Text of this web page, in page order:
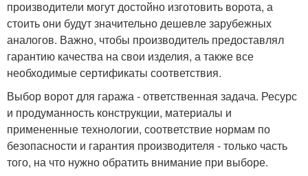
производители могут достойно изготовить ворота, а
стоить они будут значительно дешевле зарубежных
аналогов. Важно, чтобы производитель предоставлял
гарантию качества на свои изделия, а также все
необходимые сертификаты соответствия.
Выбор ворот для гаража - ответственная задача. Ресурс
и продуманность конструкции, материалы и
примененные технологии, соответствие нормам по
безопасности и гарантия производителя - только часть
того, на что нужно обратить внимание при выборе.